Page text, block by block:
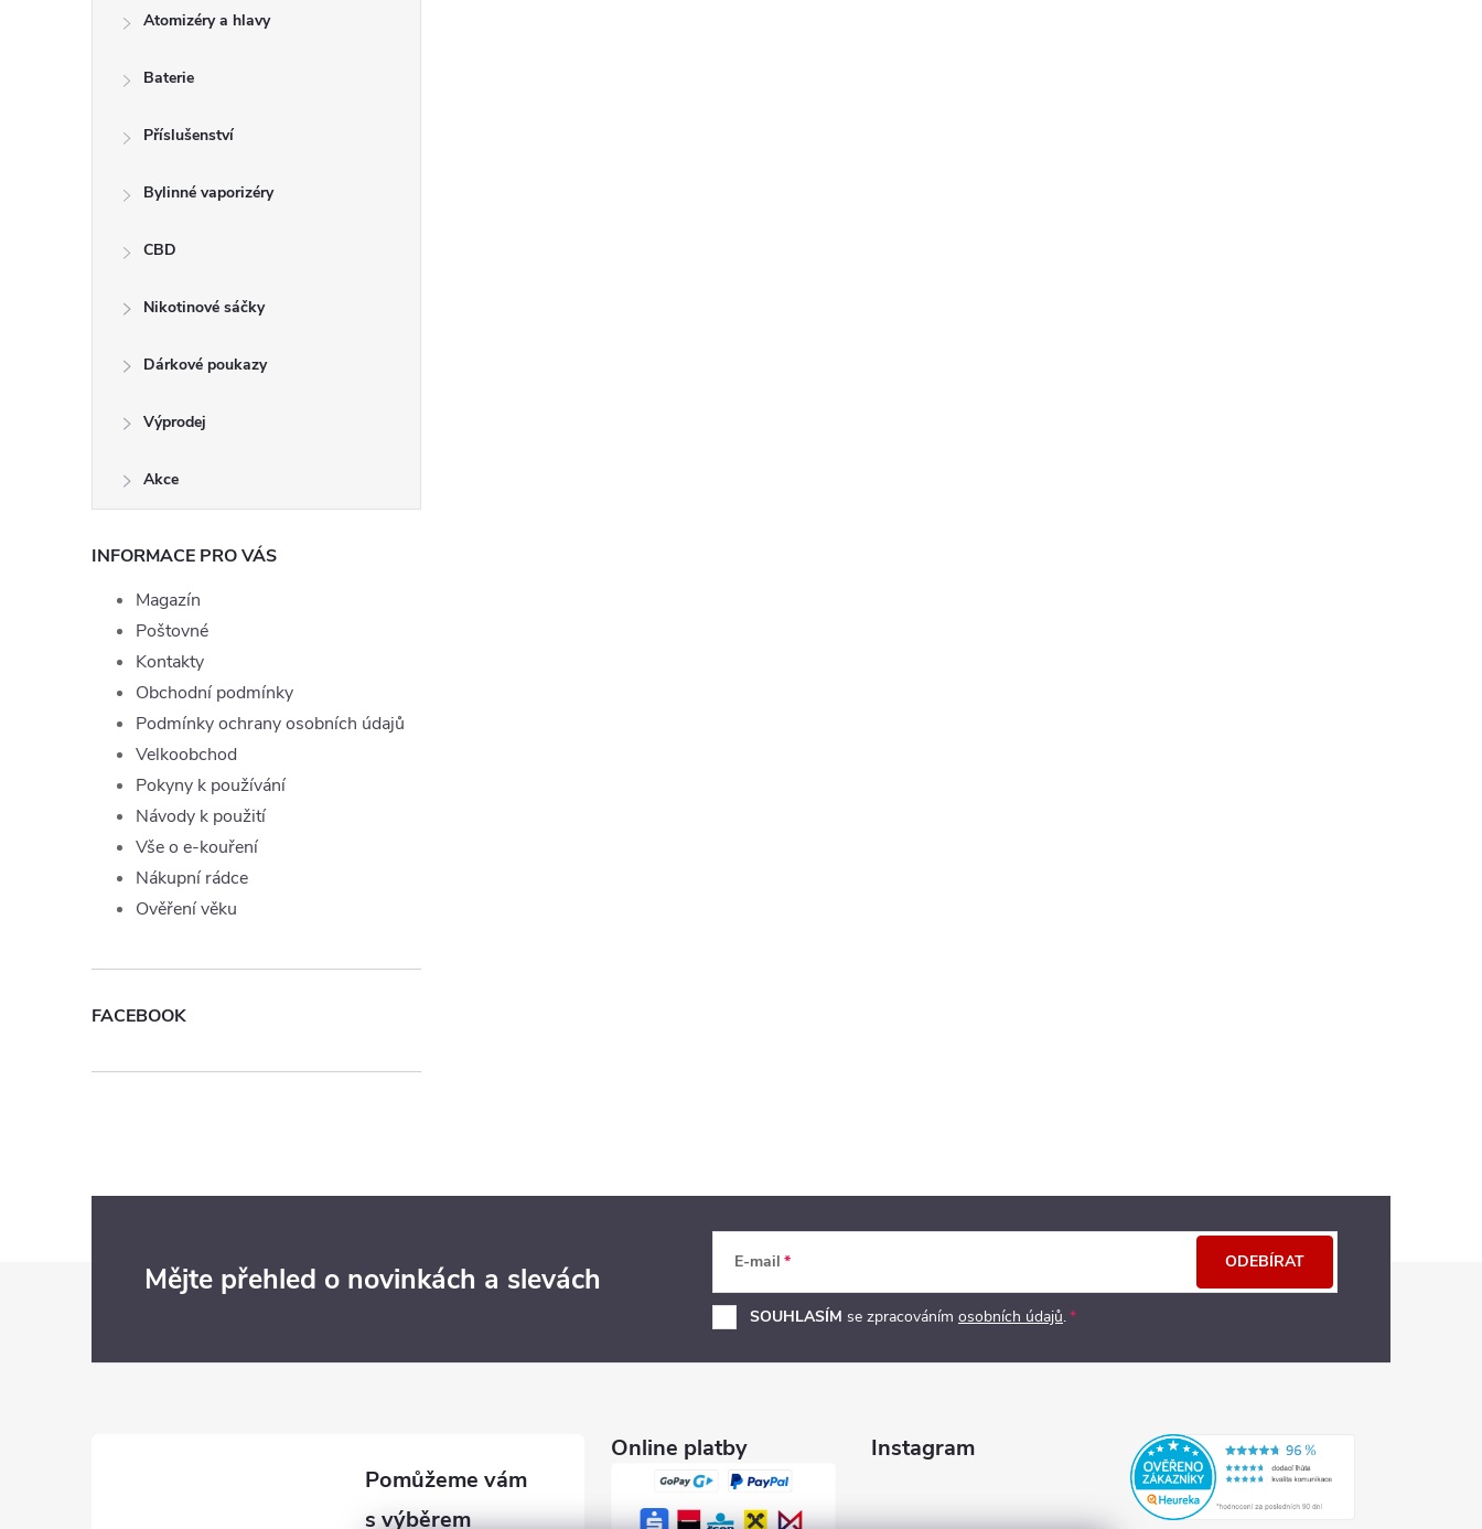
Atomizéry a hlavy
Baterie
Příslušenství
Bylinné vaporizéry
CBD
Nikotinové sáčky
Dárkové poukazy
Výprodej
Akce
INFORMACE PRO VÁS
Magazín
Poštovné
Kontakty
Obchodní podmínky
Podmínky ochrany osobních údajů
Velkoobchod
Pokyny k používání
Návody k použití
Vše o e-kouření
Nákupní rádce
Ověření věku
FACEBOOK
Mějte přehled o novinkách a slevách E-mail
SOUHLASÍM se zpracováním osobních údajů.
ODEBÍRAT
Online platby Instagram